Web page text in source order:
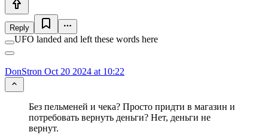
Reply
UFO landed and left these words here
DonStron Oct 20 2024 at 10:22
Без пельменей и чека? Просто придти в магазин и
потребовать вернуть деньги? Нет, деньги не
вернут.